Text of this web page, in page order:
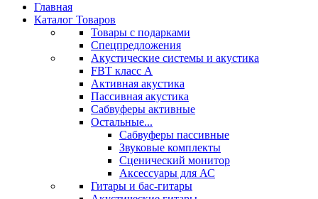
Главная
Каталог Товаров
Товары с подарками
Спецпредложения
Акустические системы и акустика
FBT класс А
Активная акустика
Пассивная акустика
Сабвуферы активные
Остальные...
Сабвуферы пассивные
Звуковые комплекты
Сценический монитор
Аксессуары для АС
Гитары и бас-гитары